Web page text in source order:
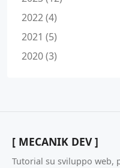
2022 (4)
2021 (5)
2020 (3)
[ MECANIK DEV ]
Tutorial su sviluppo web,